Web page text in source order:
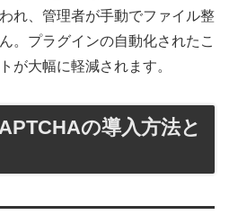
れ、管理者が手動でファイル整
。プラグインの自動化されたこ
が大幅に軽減されます。
の導入方法と